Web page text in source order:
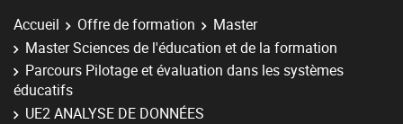
Accueil Offre de formation
Master
Master Sciences de l'éducation et de la formation
Parcours Pilotage et évaluation dans les systèmes
éducatifs
UE2 ANALYSE DE DONNÉES